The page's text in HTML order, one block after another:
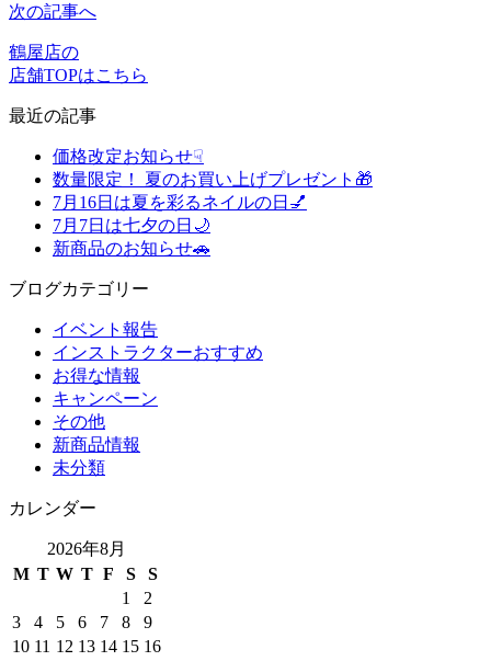
次の記事へ
鶴屋店の
店舗TOPはこちら
最近の記事
価格改定お知らせ☟
数量限定！ 夏のお買い上げプレゼント🎁
7月16日は夏を彩るネイルの日💅
7月7日は七夕の日🌙
新商品のお知らせ🚗
ブログカテゴリー
イベント報告
インストラクターおすすめ
お得な情報
キャンペーン
その他
新商品情報
未分類
カレンダー
2026年8月
M T W T F S
S
1
2
3
4 5 6 7 8
9
10 11 12 13 14 15 16